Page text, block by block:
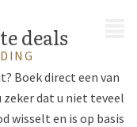
deals
Boek direct een van
dat u niet teveel
wisselt en is op basis